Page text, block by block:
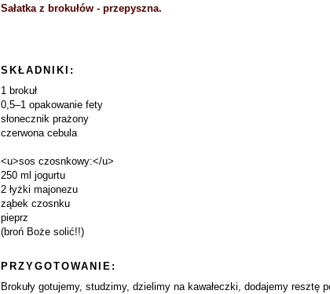
Sałatka z brokułów - przepyszna.
SKŁADNIKI:
1 brokuł
0,5–1 opakowanie fety
słonecznik prażony
czerwona cebula
<u>sos czosnkowy:</u>
250 ml jogurtu
2 łyżki majonezu
ząbek czosnku
pieprz
(broń Boże solić!!)
PRZYGOTOWANIE:
Brokuły gotujemy, studzimy, dzielimy na kawałeczki, dodajemy